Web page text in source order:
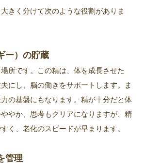
きく分けて次のような役割がありま
ー）の貯蔵
所です。この精は、体を成長させた
にし、脳の働きをサポートします。ま
の基盤にもなります。精が十分だと体
やか、思考もクリアになりますが、精
く、老化のスピードが早まります。
管理